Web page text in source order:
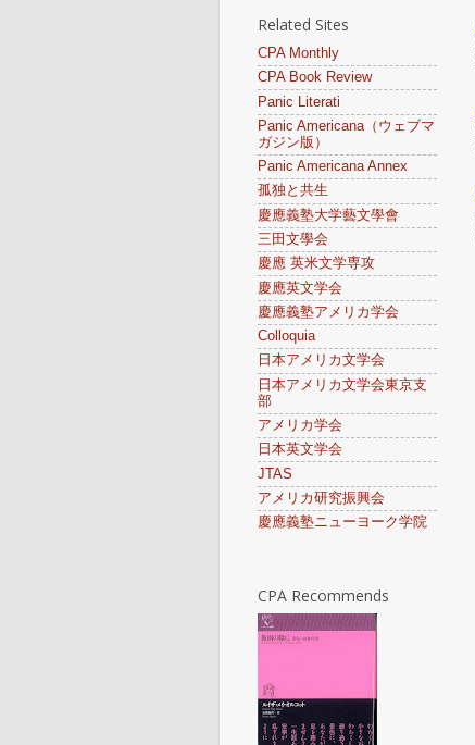
Related Sites
CPA Monthly
CPA Book Review
Panic Literati
Panic Americana（ウェブマ
ガジン版）
Panic Americana Annex
孤独と共生
慶應義塾大学藝文學會
三田文學会
慶應 英米文学専攻
慶應英文学会
慶應義塾アメリカ学会
Colloquia
日本アメリカ文学会
日本アメリカ文学会東京支
部
アメリカ学会
日本英文学会
JTAS
アメリカ研究振興会
慶應義塾ニューヨーク学院
CPA Recommends